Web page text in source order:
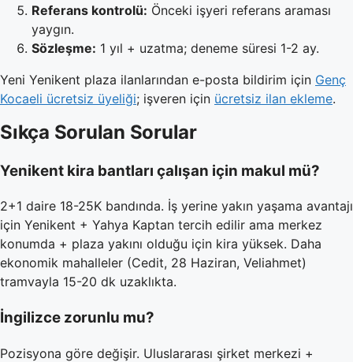
Referans kontrolü: Önceki işyeri referans araması
yaygın.
Sözleşme: 1 yıl + uzatma; deneme süresi 1-2 ay.
Yeni Yenikent plaza ilanlarından e-posta bildirim için Genç
Kocaeli ücretsiz üyeliği; işveren için ücretsiz ilan ekleme.
Sıkça Sorulan Sorular
Yenikent kira bantları çalışan için makul mü?
2+1 daire 18-25K bandında. İş yerine yakın yaşama avantajı
için Yenikent + Yahya Kaptan tercih edilir ama merkez
konumda + plaza yakını olduğu için kira yüksek. Daha
ekonomik mahalleler (Cedit, 28 Haziran, Veliahmet)
tramvayla 15-20 dk uzaklıkta.
İngilizce zorunlu mu?
Pozisyona göre değişir. Uluslararası şirket merkezi +